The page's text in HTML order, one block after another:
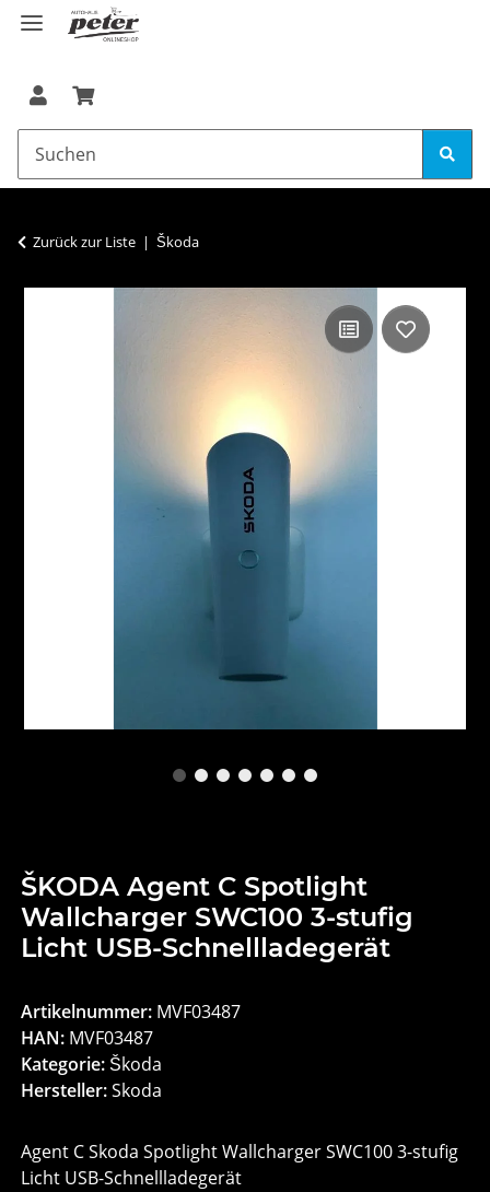
Zurück zur Liste Škoda
ŠKODA Agent C Spotlight
Wallcharger SWC100 3-stufig
Licht USB-Schnellladegerät
Artikelnummer: MVF03487
HAN: MVF03487
Kategorie: Škoda
Hersteller:Skoda
Agent C Skoda Spotlight Wallcharger SWC100 3-stufig
Licht USB-Schnellladegerät